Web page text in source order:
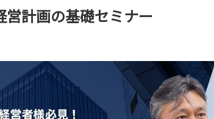
営計画の基礎セミナー